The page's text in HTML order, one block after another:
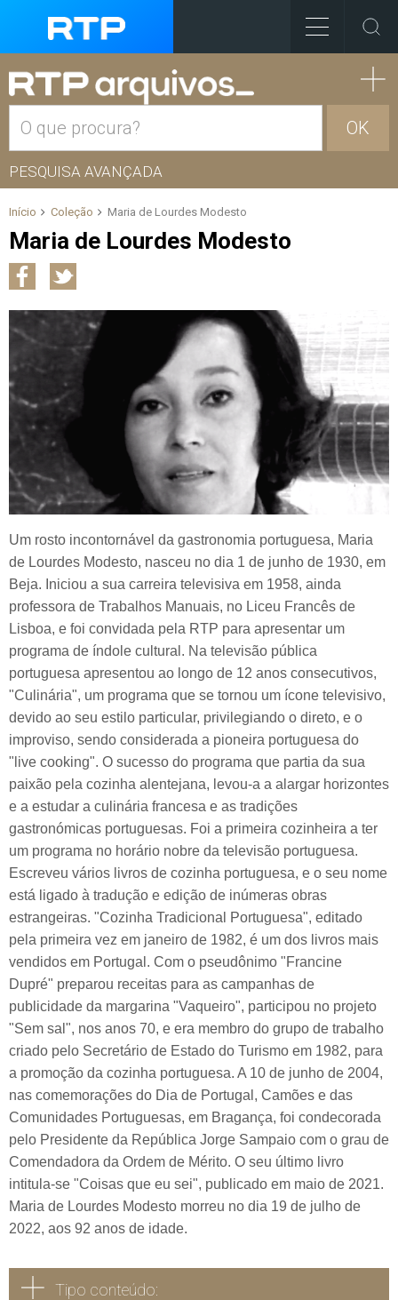
OK
PESQUISA AVANÇADA
Início Coleção Maria de Lourdes Modesto
Maria de Lourdes Modesto
Um rosto incontornável da gastronomia portuguesa, Maria
de Lourdes Modesto, nasceu no dia 1 de junho de 1930, em
Beja. Iniciou a sua carreira televisiva em 1958, ainda
professora de Trabalhos Manuais, no Liceu Francês de
Lisboa, e foi convidada pela RTP para apresentar um
programa de índole cultural. Na televisão pública
portuguesa apresentou ao longo de 12 anos consecutivos,
"Culinária", um programa que se tornou um ícone televisivo,
devido ao seu estilo particular, privilegiando o direto, e o
improviso, sendo considerada a pioneira portuguesa do
"live cooking". O sucesso do programa que partia da sua
paixão pela cozinha alentejana, levou-a a alargar horizontes
e a estudar a culinária francesa e as tradições
gastronómicas portuguesas. Foi a primeira cozinheira a ter
um programa no horário nobre da televisão portuguesa.
Escreveu vários livros de cozinha portuguesa, e o seu nome
está ligado à tradução e edição de inúmeras obras
estrangeiras. "Cozinha Tradicional Portuguesa", editado
pela primeira vez em janeiro de 1982, é um dos livros mais
vendidos em Portugal. Com o pseudônimo "Francine
Dupré" preparou receitas para as campanhas de
publicidade da margarina "Vaqueiro", participou no projeto
"Sem sal", nos anos 70, e era membro do grupo de trabalho
criado pelo Secretário de Estado do Turismo em 1982, para
a promoção da cozinha portuguesa. A 10 de junho de 2004,
nas comemorações do Dia de Portugal, Camões e das
Comunidades Portuguesas, em Bragança, foi condecorada
pelo Presidente da República Jorge Sampaio com o grau de
Comendadora da Ordem de Mérito. O seu último livro
intitula-se "Coisas que eu sei", publicado em maio de 2021.
Maria de Lourdes Modesto morreu no dia 19 de julho de
2022, aos 92 anos de idade.
Tipo conteúdo: